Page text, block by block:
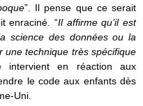
”. Il pense que ce serait
enraciné. “Il affirme qu’il est
science des données ou la
une technique très spécifique
en réaction aux
le code aux enfants dès
Uni.